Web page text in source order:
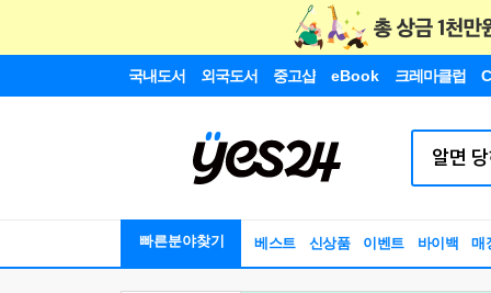
국내도서 외국도서 중고샵 eBook 크레마클럽
빠른분야찾기 베스트 신상품 이벤트 바이백 매